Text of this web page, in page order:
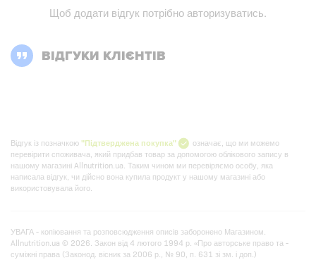
Щоб додати відгук потрібно авторизуватись.
ВІДГУКИ КЛІЄНТІВ
Відгук із позначкою"Підтверджена покупка"
означає, що ми можемо
перевірити споживача, який придбав товар за допомогою облікового запису в
нашому магазині Allnutrition.ua. Таким чином ми перевіряємо особу, яка
написала відгук, чи дійсно вона купила продукт у нашому магазині або
використовувала його.
УВАГА - копіювання та розповсюдження описів заборонено Магазином.
Allnutrition.ua © 2026. Закон від 4 лютого 1994 р. «Про авторське право та -
суміжні права (Законод. вісник за 2006 р., № 90, п. 631 зі зм. і доп.)